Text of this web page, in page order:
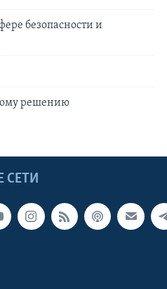
безопасности и
решению
СЕТИ